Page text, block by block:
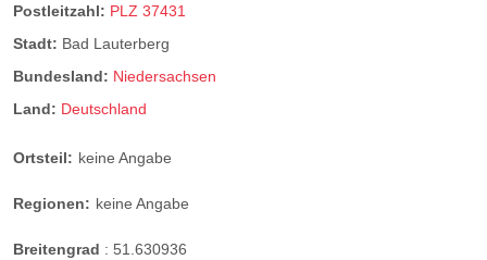
Postleitzahl: PLZ 37431
Stadt: Bad Lauterberg
Bundesland: Niedersachsen
Land: Deutschland
Ortsteil: keine Angabe
Regionen: keine Angabe
Breitengrad : 51.630936